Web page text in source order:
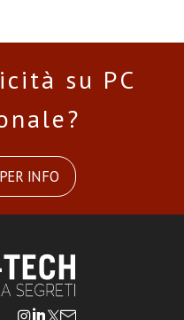
su PC
INFO